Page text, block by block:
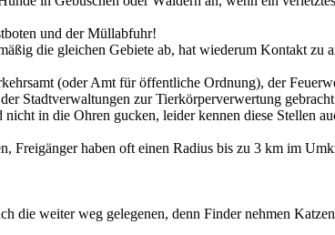
und der Müllabfuhr!
die gleichen Gebiete ab, hat wiederum Kontakt
(oder Amt für öffentliche Ordnung), der
Stadtverwaltungen zur Tierkörperverwertung
in die Ohren gucken, leider kennen diese Stellen
Freigänger haben oft einen Radius bis zu 3 km im
die weiter weg gelegenen, denn Finder nehmen